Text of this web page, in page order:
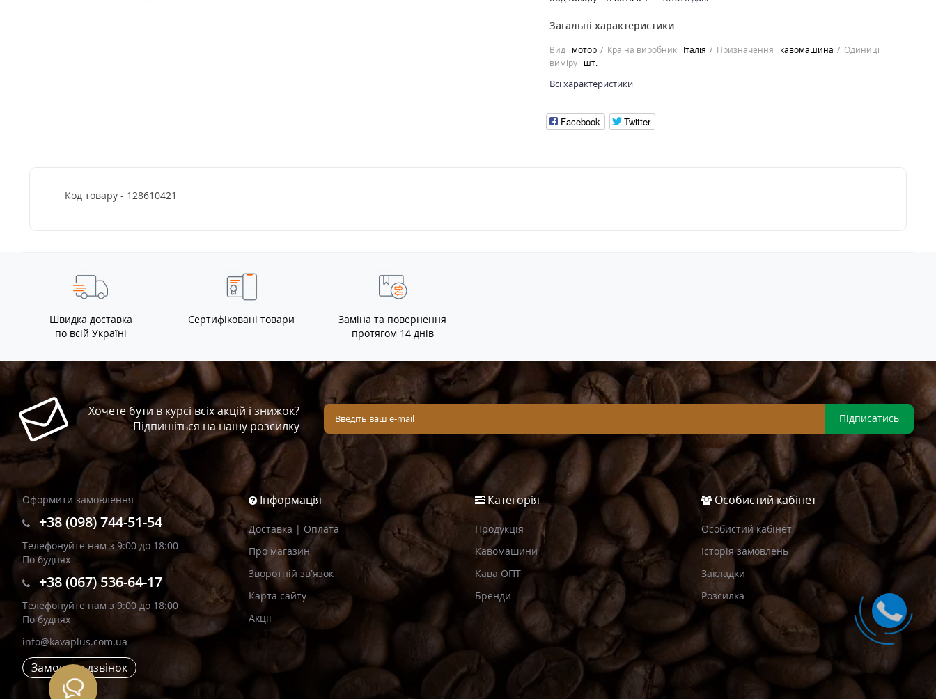
Загальні характеристики
Вид мотор Країна виробник Італія Призначення кавомашина
Одиниці
виміру
шт.
Всі характеристики
Facebook Twitter
Код товару - 128610421
Швидка доставка
по всій Україні
Сертифіковані товари
Заміна та повернення
протягом 14 днів
Хочете бути в курсі всіх акцій і знижок?
Підпишіться на нашу розсилку
Підписатись
Оформити замовлення
+38 (098) 744-51-54
Телефонуйте нам з 9:00 до 18:00
По буднях
+38 (067) 536-64-17
Телефонуйте нам з 9:00 до 18:00
По буднях
info@kavaplus.com.ua
Замовити дзвінок
Інформація
Доставка | Оплата
Про магазин
Зворотній зв’язок
Карта сайту
Акції
Категорія
Продукція
Кавомашини
Кава ОПТ
Бренди
Особистий кабінет
Особистий кабінет
Історія замовлень
Закладки
Розсилка